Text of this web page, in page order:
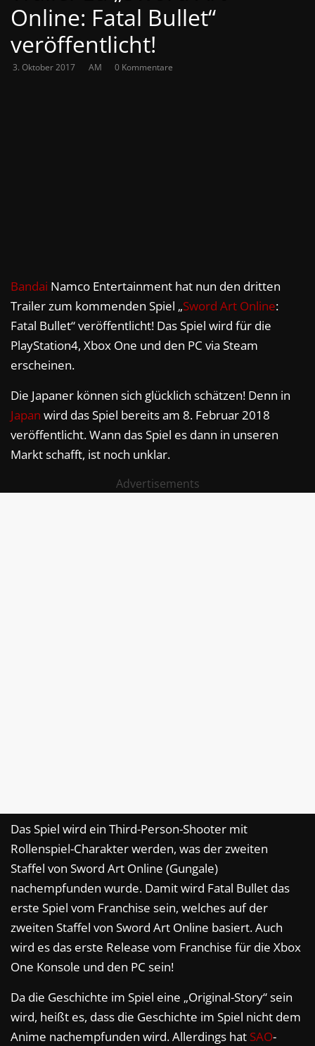
Online: Fatal Bullet“
veröffentlicht!
3. Oktober 2017 AM 0 Kommentare
Bandai Namco Entertainment hat nun den dritten
Trailer zum kommenden Spiel „Sword Art Online:
Fatal Bullet“ veröffentlicht! Das Spiel wird für die
PlayStation4, Xbox One und den PC via Steam
erscheinen.
Die Japaner können sich glücklich schätzen! Denn in
Japan wird das Spiel bereits am 8. Februar 2018
veröffentlicht. Wann das Spiel es dann in unseren
Markt schafft, ist noch unklar.
Advertisements
Das Spiel wird ein Third-Person-Shooter mit
Rollenspiel-Charakter werden, was der zweiten
Staffel von Sword Art Online (Gungale)
nachempfunden wurde. Damit wird Fatal Bullet das
erste Spiel vom Franchise sein, welches auf der
zweiten Staffel von Sword Art Online basiert. Auch
wird es das erste Release vom Franchise für die Xbox
One Konsole und den PC sein!
Da die Geschichte im Spiel eine „Original-Story“ sein
wird, heißt es, dass die Geschichte im Spiel nicht dem
Anime nachempfunden wird. Allerdings hat SAO-